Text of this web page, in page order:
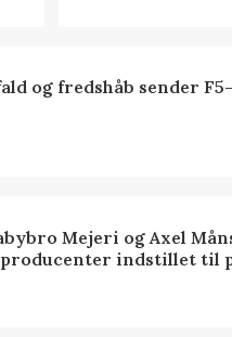
og fredshåb sender
Mejeri og Axel
indstillet til